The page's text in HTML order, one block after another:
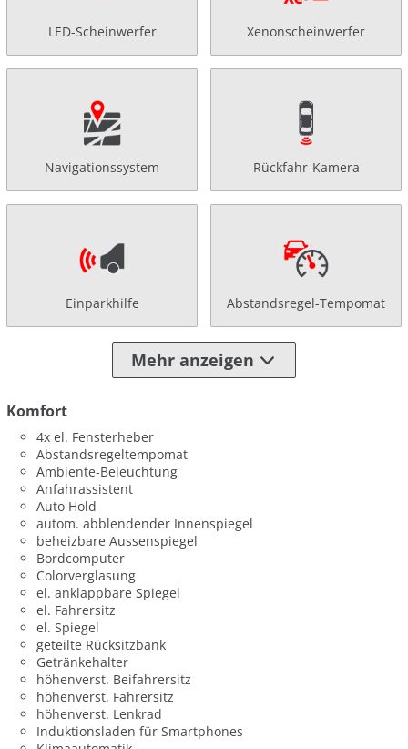
LED-Scheinwerfer Xenonscheinwerfer
Navigationssystem Rückfahr-Kamera
Einparkhilfe Abstandsregel-Tempomat
Mehr anzeigen
Komfort
4x el. Fensterheber
Abstandsregeltempomat
Ambiente-Beleuchtung
Anfahrassistent
Auto Hold
autom. abblendender Innenspiegel
beheizbare Aussenspiegel
Bordcomputer
Colorverglasung
el. anklappbare Spiegel
el. Fahrersitz
el. Spiegel
geteilte Rücksitzbank
Getränkehalter
höhenverst. Beifahrersitz
höhenverst. Fahrersitz
höhenverst. Lenkrad
Induktionsladen für Smartphones